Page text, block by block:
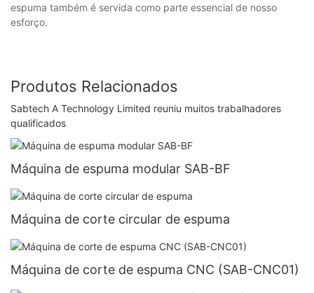
espuma também é servida como parte essencial de nosso
esforço.
Produtos Relacionados
Sabtech A Technology Limited reuniu muitos trabalhadores
qualificados
Máquina de espuma modular SAB-BF
Máquina de corte circular de espuma
Máquina de corte de espuma CNC (SAB-CNC01)